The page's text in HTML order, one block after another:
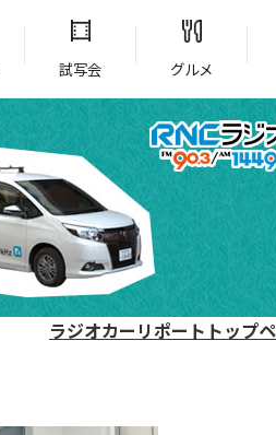
試写会 グルメ
ラジオカーリポートトップ